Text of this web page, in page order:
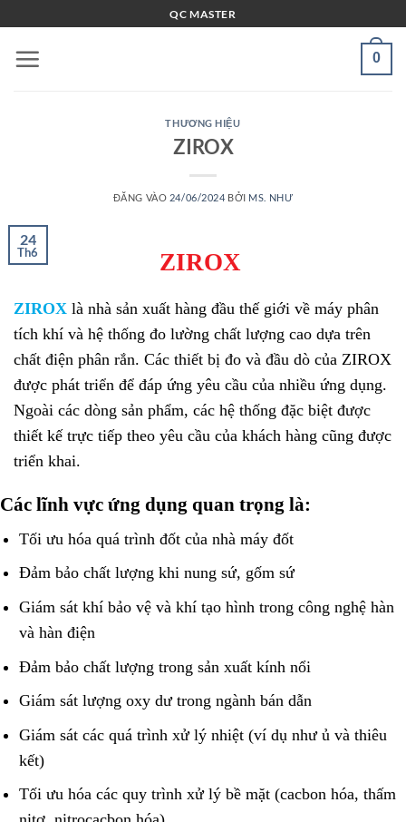
qua
nội
QC MASTER
0
THƯƠNG HIỆU
ZIROX
ĐĂNG VÀO 24/06/2024 BỞI MS. NHƯ
24
Th6 ZIROX
ZIROX là nhà sản xuất hàng đầu thế giới về máy phân
tích khí và hệ thống đo lường chất lượng cao dựa trên
chất điện phân rắn. Các thiết bị đo và đầu dò của ZIROX
được phát triển để đáp ứng yêu cầu của nhiều ứng dụng.
Ngoài các dòng sản phẩm, các hệ thống đặc biệt được
thiết kế trực tiếp theo yêu cầu của khách hàng cũng được
triển khai.
Các lĩnh vực ứng dụng quan trọng là:
Tối ưu hóa quá trình đốt của nhà máy đốt
Đảm bảo chất lượng khi nung sứ, gốm sứ
Giám sát khí bảo vệ và khí tạo hình trong công nghệ hàn
và hàn điện
Đảm bảo chất lượng trong sản xuất kính nổi
Giám sát lượng oxy dư trong ngành bán dẫn
Giám sát các quá trình xử lý nhiệt (ví dụ như ủ và thiêu
kết)
Tối ưu hóa các quy trình xử lý bề mặt (cacbon hóa, thấm